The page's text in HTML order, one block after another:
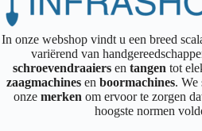
In onze webshop vindt u een breed
variërend van
schroevendraaiersen tangen tot
zaagmachines en boormachines. We
onzemerkenom ervoor te zorgen
hoogste normen